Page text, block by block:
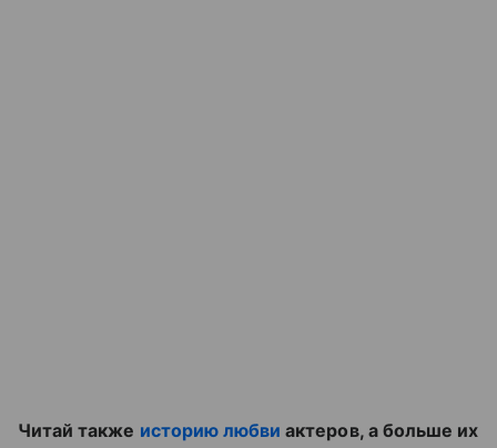
Читай также историю любви актеров, а больше их